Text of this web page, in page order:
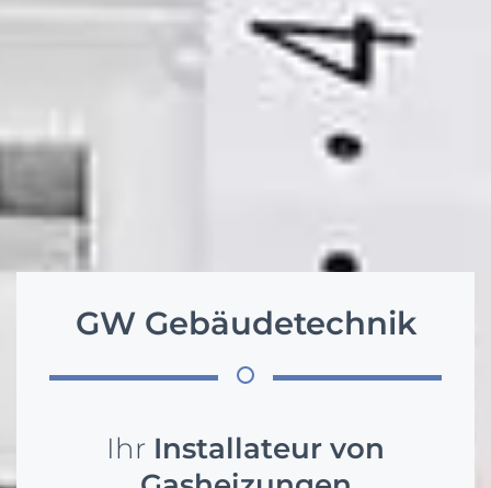
GW Gebäudetechnik
Ihr Installateur von